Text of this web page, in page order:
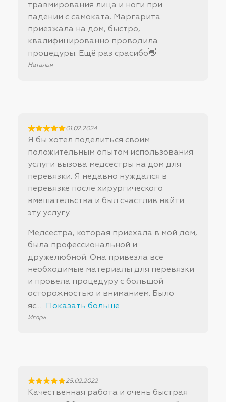
травмирования лица и ноги при
падении с самоката. Маргарита
приезжала на дом, быстро,
квалифицированно проводила
процедуры. Ещё раз срасибо👋
Наталья
01.02.2024
Я бы хотел поделиться своим
положительным опытом использования
услуги вызова медсестры на дом для
перевязки. Я недавно нуждался в
перевязке после хирургического
вмешательства и был счастлив найти
эту услугу.
Медсестра, которая приехала в мой дом,
была профессиональной и
дружелюбной. Она привезла все
необходимые материалы для перевязки
и провела процедуру с большой
осторожностью и вниманием. Было
яс
Показать больше
Игорь
25.02.2022
Качественная работа и очень быстрая